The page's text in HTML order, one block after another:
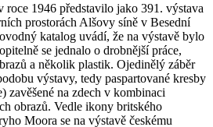
roce 1946 představilo jako 391. výstava
prostorách Alšovy síně v Besední
katalog uvádí, že na výstavě bylo
se jednalo o drobnější práce,
a několik plastik. Ojedinělý záběr
výstavy, tedy paspartované kresby
zavěšené na zdech v kombinaci
obrazů. Vedle ikony britského
Moora se na výstavě českému